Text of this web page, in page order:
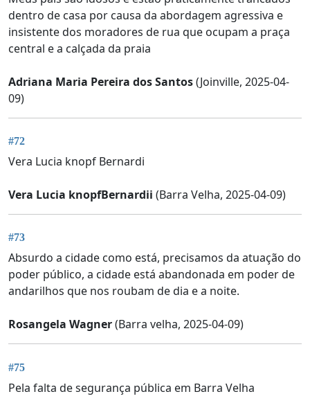
dentro de casa por causa da abordagem agressiva e
insistente dos moradores de rua que ocupam a praça
central e a calçada da praia
Adriana Maria Pereira dos Santos(Joinville, 2025-04-
09)
#72
Vera Lucia knopf Bernardi
Vera Lucia knopfBernardii (Barra Velha, 2025-04-09)
#73
Absurdo a cidade como está, precisamos da atuação do
poder público, a cidade está abandonada em poder de
andarilhos que nos roubam de dia e a noite.
Rosangela Wagner(Barra velha, 2025-04-09)
#75
Pela falta de segurança pública em Barra Velha